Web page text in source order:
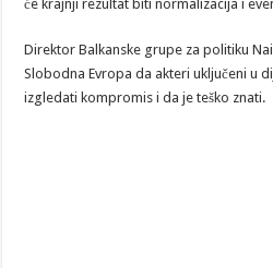
će krajnji rezultat biti normalizacija i
Direktor Balkanske grupe za politiku
Slobodna Evropa da akteri uključeni u
izgledati kompromis i da je teško znati.